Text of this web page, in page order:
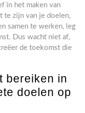
in het maken van
te zijn van je doelen,
samen te werken, leg
Dus wacht niet af,
de toekomst die
bereiken in
doelen op